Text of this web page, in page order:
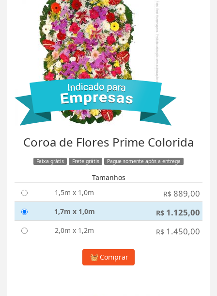
Coroa de Flores Prime Colorida
Faixa grátis Frete grátis Pague somente após a entrega
Tamanhos
1,5m x 1,0m
R$ 889,00
1,7m x 1,0m R$ 1.125,00
2,0m x 1,2m R$ 1.450,00
Comprar